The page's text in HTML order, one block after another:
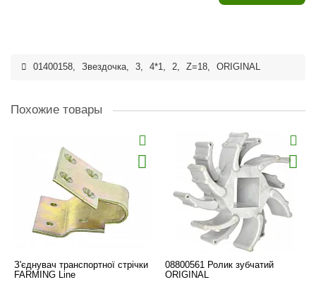
01400158, Звездочка, 3, 4*1, 2, Z=18, ORIGINAL
Похожие товары
З'єднувач транспортної стрічки
FARMING Line
08800561 Ролик зубчатий
ORIGINAL